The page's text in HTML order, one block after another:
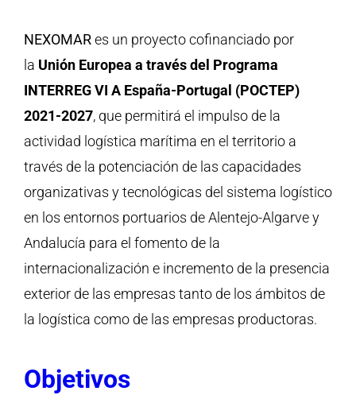
NEXOMARes un proyecto cofinanciado por
la Unión Europea a través del Programa
INTERREG VI A España-Portugal (POCTEP)
2021-2027, que permitirá el impulso de la
actividad logística marítima en el territorio a
través de la potenciación de las capacidades
organizativas y tecnológicas del sistema logístico
en los entornos portuarios de Alentejo-Algarve y
Andalucía para el fomento de la
internacionalización e incremento de la presencia
exterior de las empresas tanto de los ámbitos de
la logística como de las empresas productoras.
Objetivos